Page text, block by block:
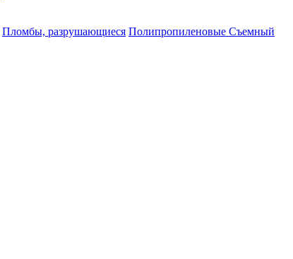
Пломбы, разрушающиеся Полипропиленовые Съемный